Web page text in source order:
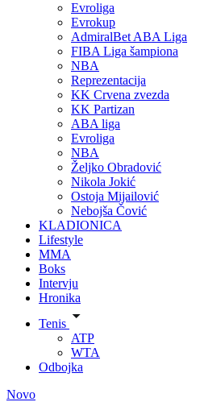
Evroliga
Evrokup
AdmiralBet ABA Liga
FIBA Liga šampiona
NBA
Reprezentacija
KK Crvena zvezda
KK Partizan
ABA liga
Evroliga
NBA
Željko Obradović
Nikola Jokić
Ostoja Mijailović
Nebojša Čović
KLADIONICA
Lifestyle
MMA
Boks
Intervju
Hronika
Tenis
ATP
WTA
Odbojka
Novo